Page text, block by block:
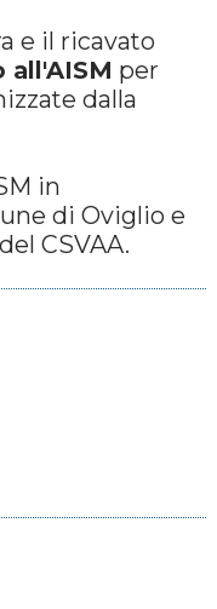
e il ricavato
all'AISM per
dalla
in
di Oviglio e
CSVAA.